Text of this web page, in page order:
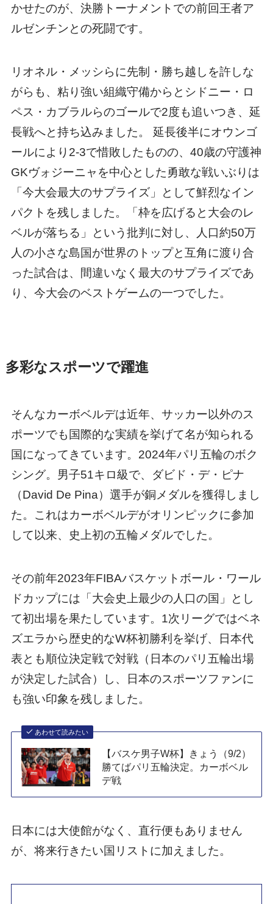
かせたのが、決勝トーナメントでの前回王者ア
ルゼンチンとの死闘です。
リオネル・メッシらに先制・勝ち越しを許しな
がらも、粘り強い組織守備からとシドニー・ロ
ペス・カブラルらのゴールで2度も追いつき、延
長戦へと持ち込みました。 延長後半にオウンゴ
ールにより2-3で惜敗したものの、40歳の守護神
GKヴォジーニャを中心とした勇敢な戦いぶりは
「今大会最大のサプライズ」として鮮烈なイン
パクトを残しました。「枠を広げると大会のレ
ベルが落ちる」という批判に対し、人口約50万
人の小さな島国が世界のトップと互角に渡り合
った試合は、間違いなく最大のサプライズであ
り、今大会のベストゲームの一つでした。
多彩なスポーツで躍進
そんなカーボベルデは近年、サッカー以外のス
ポーツでも国際的な実績を挙げて名が知られる
国になってきています。2024年パリ五輪のボク
シング。男子51キロ級で、ダビド・デ・ピナ
（David De Pina）選手が銅メダルを獲得しまし
た。これはカーボベルデがオリンピックに参加
して以来、史上初の五輪メダルでした。
その前年2023年FIBAバスケットボール・ワール
ドカップには「大会史上最少の人口の国」とし
て初出場を果たしています。1次リーグではベネ
ズエラから歴史的なW杯初勝利を挙げ、日本代
表とも順位決定戦で対戦（日本のパリ五輪出場
が決定した試合）し、日本のスポーツファンに
も強い印象を残しました。
あわせて読みたい
【バスケ男子W杯】きょう（9/2）
勝てばパリ五輪決定。カーボベル
デ戦
日本には大使館がなく、直行便もありません
が、将来行きたい国リストに加えました。